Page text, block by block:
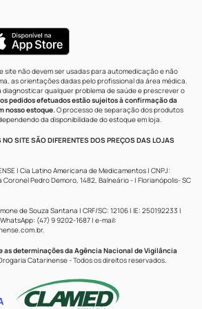
site não devem ser usadas para automedicação e não
as orientações dadas pelo profissional da área médica.
diagnosticar qualquer problema de saúde e prescrever o
pedidos efetuados estão sujeitos à confirmação da
nosso estoque.O processo de separação dos produtos
da disponibilidade do estoque em loja.
SITE SÃO DIFERENTES DOS PREÇOS DAS LOJAS
| Cia Latino Americana de Medicamentos | CNPJ:
Pedro Demoro, 1482, Balneário - | Florianópolis- SC
de Souza Santana | CRF/SC: 12106 | IE: 250192233 |
(47) 9 9202-1687 | e-mail:
.
as determinações da Agência Nacional de Vigilância
Catarinense - Todos os direitos reservados.